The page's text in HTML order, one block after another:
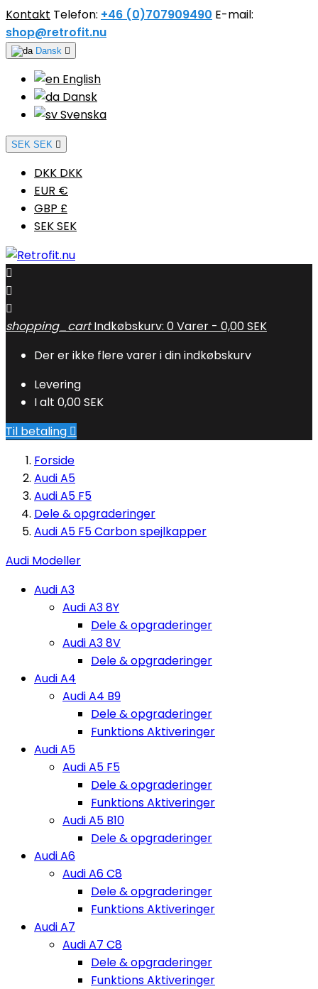
Kontakt Telefon: +46 (0)707909490 E-mail:
shop@retrofit.nu
Dansk 
English
Dansk
Svenska
SEK SEK 
DKK DKK
EUR €
GBP £
SEK SEK



shopping_cart Indkøbskurv: 0Varer - 0,00 SEK
Der er ikke flere varer i din indkøbskurv
Levering
I alt 0,00 SEK
Til betaling 
Forside
Audi A5
Audi A5 F5
Dele & opgraderinger
Audi A5 F5 Carbon spejlkapper
Audi Modeller
Audi A3
Audi A3 8Y
Dele & opgraderinger
Audi A3 8V
Dele & opgraderinger
Audi A4
Audi A4 B9
Dele & opgraderinger
Funktions Aktiveringer
Audi A5
Audi A5 F5
Dele & opgraderinger
Funktions Aktiveringer
Audi A5 B10
Dele & opgraderinger
Audi A6
Audi A6 C8
Dele & opgraderinger
Funktions Aktiveringer
Audi A7
Audi A7 C8
Dele & opgraderinger
Funktions Aktiveringer